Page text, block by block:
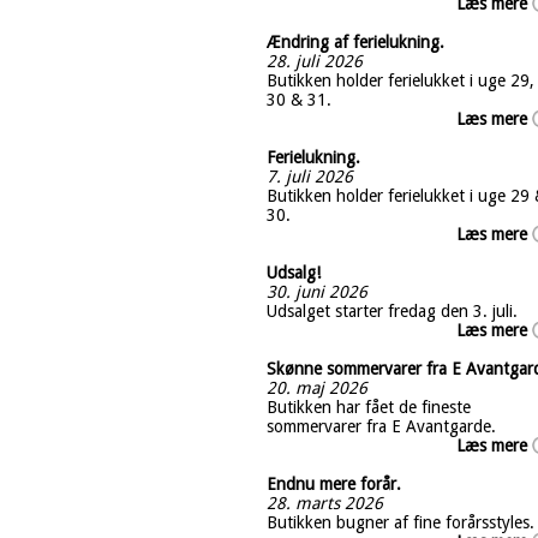
Ændring af ferielukning.
28. juli 2026
Butikken holder ferielukket i uge 29,
30 & 31.
Læs mere
Ferielukning.
7. juli 2026
Butikken holder ferielukket i uge 29
30.
Læs mere
Udsalg!
30. juni 2026
Udsalget starter fredag den 3. juli.
Læs mere
Skønne sommervarer fra E
20. maj 2026
Butikken har fået de fineste
sommervarer fra E Avantgarde.
Læs mere
Endnu mere forår.
28. marts 2026
Butikken bugner af fine forårsstyles.